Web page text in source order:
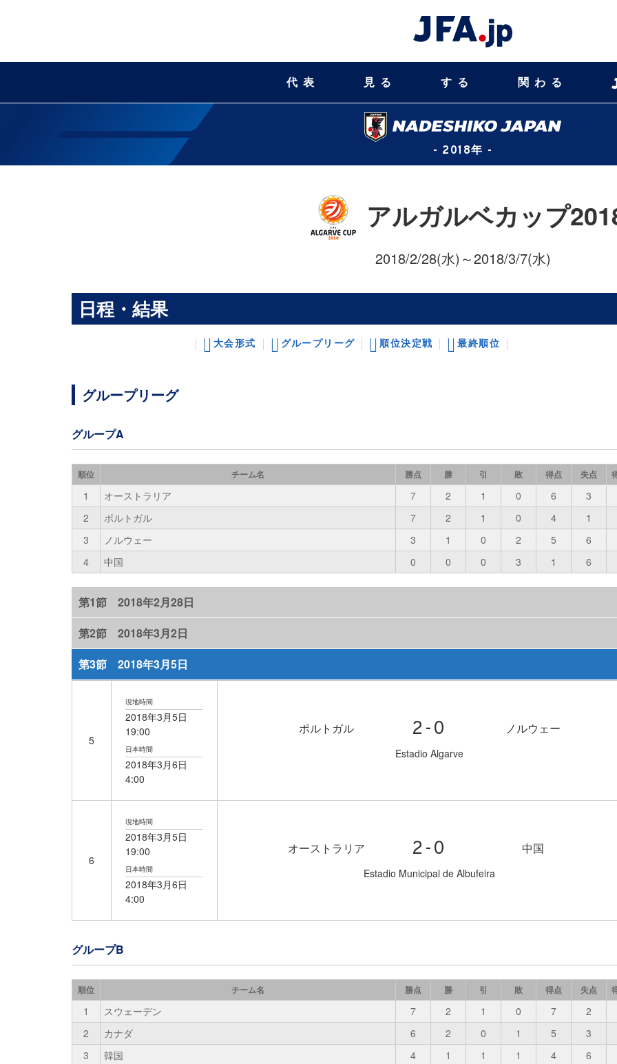
代表 見る する 関わる
- 2018年 -
アルガルベカップ
2018/2/28(水)～2018/3/7(水)
日程・結果
大会形式 グループリーグ 順位決定戦 最終順位
グループリーグ
グループA
順位 チーム名 勝点 勝 引 敗 得点 失点
1 オーストラリア 7 2 1 0 6 3
2
ポルトガル 7 2 1 0 4 1
3
ノルウェー 3 1 0 2 5 6
4
中国 0 0 0 3 1 6
第1節 2018年2月28日
第2節 2018年3月2日
第3節 2018年3月5日
5
現地時間
2018年3月5日
19:00
日本時間
2018年3月6日
4:00
ポルトガル 2-0 ノルウェー
Estadio Algarve
6
現地時間
2018年3月5日
19:00
日本時間
2018年3月6日
4:00
オーストラリア 2-0 中国
Estadio Municipal de Albufeira
グループB
順位 チーム名 勝点 勝 引 敗 得点 失点
1 スウェーデン 7 2 1 0 7 2
2
カナダ 6 2 0 1 5 3
3
韓国 4 1 1 1 4 6